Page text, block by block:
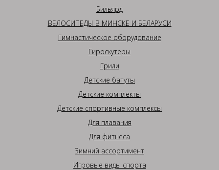
Бильярд
ВЕЛОСИПЕДЫ В МИНСКЕ И БЕЛАРУСИ
Гимнастическое оборудование
Гироскутеры
Грили
Детские батуты
Детские комплекты
Детские спортивные комплексы
Для плавания
Для фитнеса
Зимний ассортимент
Игровые виды спорта